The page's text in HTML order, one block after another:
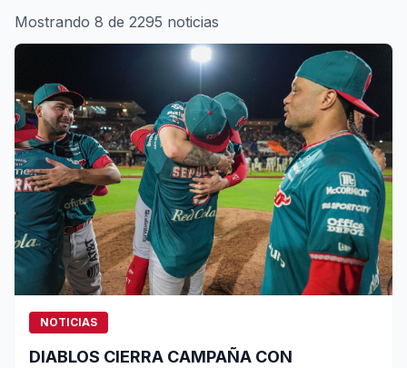
Mostrando 8 de 2295 noticias
NOTICIAS
DIABLOS CIERRA CAMPAÑA CON